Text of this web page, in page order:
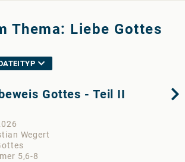
Thema: Liebe Gottes
Gottes - Teil II
Wegert
5,6-8